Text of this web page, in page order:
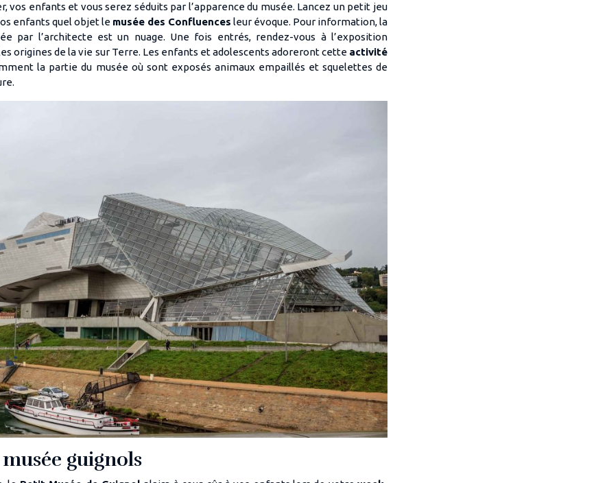
vos enfants et vous serez séduits par l’apparence du musée. Lancez un petit jeu
enfants quel objet le musée des Confluences leur évoque. Pour information, la
par l’architecte est un nuage. Une fois entrés, rendez-vous à l’exposition
origines de la vie sur Terre. Les enfants et adolescents adoreront cette activité
la partie du musée où sont exposés animaux empaillés et squelettes de
guignols